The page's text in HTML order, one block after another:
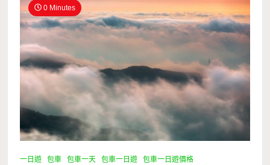
0 Minutes
一日遊 包車 包車一天 包車一日遊
包車一日遊價格